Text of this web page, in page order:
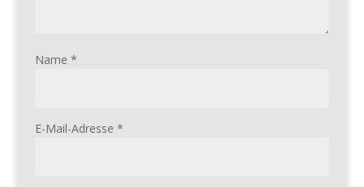
Name *
E-Mail-Adresse *